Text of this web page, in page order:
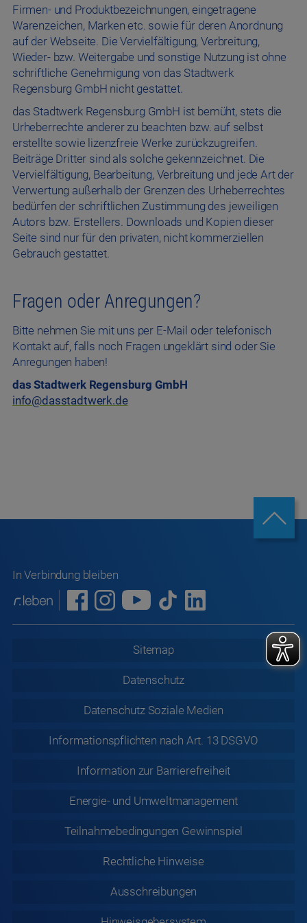
Firmen- und Produktbezeichnungen, eingetragene
Warenzeichen, Marken etc. sowie für deren Anordnung
auf der Webseite. Die Vervielfältigung, Verbreitung,
Wieder- bzw. Weitergabe und sonstige Nutzung ist ohne
schriftliche Genehmigung von das Stadtwerk
Regensburg GmbH nicht gestattet.
das Stadtwerk Regensburg GmbH ist bemüht, stets die
Urheberrechte anderer zu beachten bzw. auf selbst
erstellte sowie lizenzfreie Werke zurückzugreifen.
Beiträge Dritter sind als solche gekennzeichnet. Die
Vervielfältigung, Bearbeitung, Verbreitung und jede Art der
Verwertung außerhalb der Grenzen des Urheberrechtes
bedürfen der schriftlichen Zustimmung des jeweiligen
Autors bzw. Erstellers. Downloads und Kopien dieser
Seite sind nur für den privaten, nicht kommerziellen
Gebrauch gestattet.
Fragen oder Anregungen?
Bitte nehmen Sie mit uns per E-Mail oder telefonisch
Kontakt auf, falls noch Fragen ungeklärt sind oder Sie
Anregungen haben!
das Stadtwerk Regensburg GmbH
info@dasstadtwerk.de
In Verbindung bleiben
Sitemap
Datenschutz
Datenschutz Soziale Medien
Informationspflichten nach Art. 13 DSGVO
Information zur Barrierefreiheit
Energie- und Umweltmanagement
Teilnahmebedingungen Gewinnspiel
Rechtliche Hinweise
Ausschreibungen